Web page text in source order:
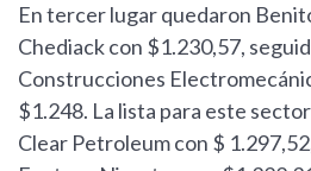
En tercer lugar quedaron
Chediack con $1.230,57,
Construcciones
$1.248. La lista para este
Clear Petroleum con $